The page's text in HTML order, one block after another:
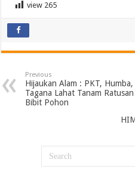
view 265
Previous
Hijaukan Alam : PKT, Humba,
Tagana Lahat Tanam Ratusan
Bibit Pohon